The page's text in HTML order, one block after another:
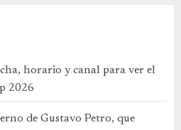
horario y canal para ver el
2026
de Gustavo Petro, que